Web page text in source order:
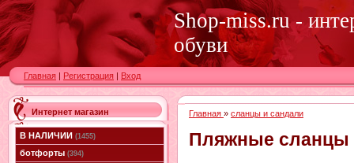
Shop-miss.ru -
обуви
Главная | Регистрация | Вход
Интернет магазин
В НАЛИЧИИ (1455)
ботфорты (394)
Главная » сланцы и сандали
Пляжные сланцы